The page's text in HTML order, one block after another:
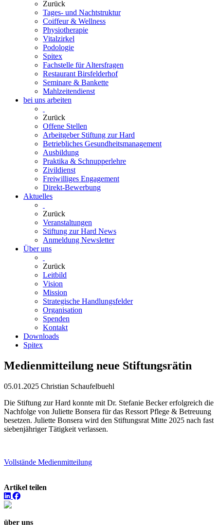
Zurück
Tages- und Nachtstruktur
Coiffeur & Wellness
Physiotherapie
Vitalzirkel
Podologie
Spitex
Fachstelle für Altersfragen
Restaurant Birsfelderhof
Seminare & Bankette
Mahlzeitendienst
bei uns arbeiten
Zurück
Offene Stellen
Arbeitgeber Stiftung zur Hard
Betriebliches Gesundheitsmanagement
Ausbildung
Praktika & Schnupperlehre
Zivildienst
Freiwilliges Engagement
Direkt-Bewerbung
Aktuelles
Zurück
Veranstaltungen
Stiftung zur Hard News
Anmeldung Newsletter
Über uns
Zurück
Leitbild
Vision
Mission
Strategische Handlungsfelder
Organisation
Spenden
Kontakt
Downloads
Spitex
Medienmitteilung neue Stiftungsrätin
05.01.2025 Christian Schaufelbuehl
Die Stiftung zur Hard konnte mit Dr. Stefanie Becker erfolgreich die
Nachfolge von Juliette Bonsera für das Ressort Pflege & Betreuung
besetzen. Juliette Bonsera wird den Stiftungsrat Mitte 2025 nach fast
siebenjähriger Tätigkeit verlassen.
Vollstände Medienmitteilung
Artikel teilen
über uns